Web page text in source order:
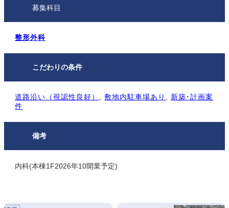
募集科目
整形外科
こだわりの条件
道路沿い（視認性良好） , 敷地内駐⾞場あり
新築･計画案
件
備考
内科(本棟1F2026年10開業予定)